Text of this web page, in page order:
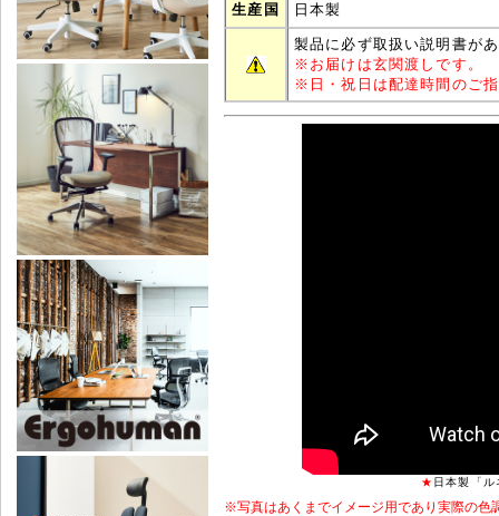
生産国 日本製
製品に必ず取扱い説明書が
※ お届けは玄関渡しです。
※ 日・祝日は配達時間のご
★ 日本製「
※写真はあくまでイメージ用であり実際の色